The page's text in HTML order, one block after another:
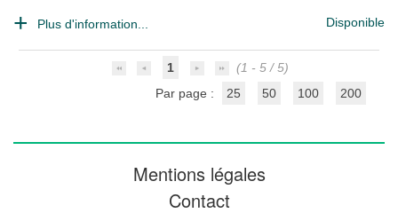
Plus d'information... Disponible
1
(1 - 5 / 5)
Par page :
25 50 100 200
Mentions légales
Contact